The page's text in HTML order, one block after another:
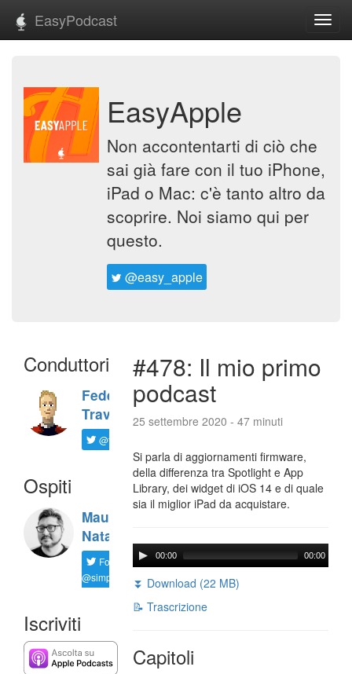
EasyPodcast
EasyApple
Non accontentarti di ciò che
sai già fare con il tuo iPhone,
iPad o Mac: c'è tanto altro da
scoprire. Noi siamo qui per
questo.
@easy_apple
Conduttori
Federico
Travaini
@ftrava
Ospiti
Maurizio
Natali
Follow
@simplemal
Iscriviti
#478: Il mio primo
podcast
25 settembre 2020 - 47 minuti
Si parla di aggiornamenti firmware,
della differenza tra Spotlight e App
Library, dei widget di iOS 14 e di quale
sia il miglior iPad da acquistare.
00:00 00:00
⏬ Download (22 MB)
📝 Trascrizione
Capitoli